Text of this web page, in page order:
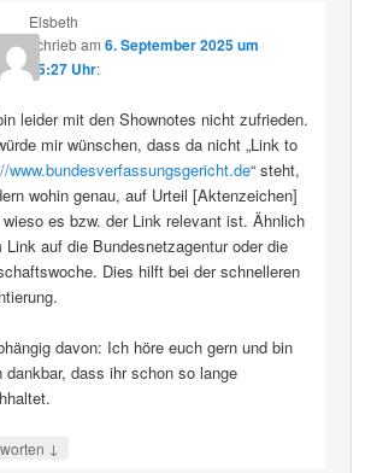
Elsbeth
schriebam 6. September 2025 um
15:27 Uhr:
leider mit den Shownotes nicht zufrieden.
mir wünschen, dass da nicht „Link to
www.bundesverfassungsgericht.de“ steht,
wohin genau, auf Urteil [Aktenzeichen]
wieso es bzw. der Link relevant ist. Ähnlich
Link auf die Bundesnetzagentur oder die
Dies hilft bei der schnelleren
davon: Ich höre euch gern und bin
dankbar, dass ihr schon so lange
↓